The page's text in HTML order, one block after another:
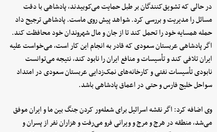
در حالی که تشویق‌کنندگان بر طبل حمایت می‌کوبیدند، پادشاهی با دقت
مسائل را مدیریت و بررسی کرد. شواهد پیش روی ماست. پادشاهی ترجیح داد
حمله همسایه خود را تحمل کند تا از جان و مال شهروندان خود محافظت کند.
اگر پادشاهی عربستان سعودی که قادر به انجام این کار است، می‌خواست علیه
ایران تلافی کند و تأسیسات و منافع ایران را نابود کند، نتیجه می‌توانست
نابودی تأسیسات نفتی و کارخانه‌های نمک‌زدایی عربستان سعودی در امتداد
سواحل خلیج فارس و حتی در اعماق پادشاهی باشد.
وی اضافه کرد: اگر نقشه اسرائیل برای شعله‌ور کردن جنگ بین ما و ایران موفق
می‌شد، منطقه در هرج و مرج و ویرانی فرو می‌رفت و هزاران نفر از پسران و